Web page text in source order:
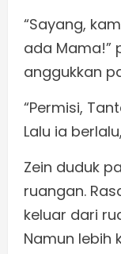
“Sayang,
ada Mama!”
anggukkan
“Permisi,
Lalu ia
Zein duduk
ruangan.
keluar dari
Namun lebih